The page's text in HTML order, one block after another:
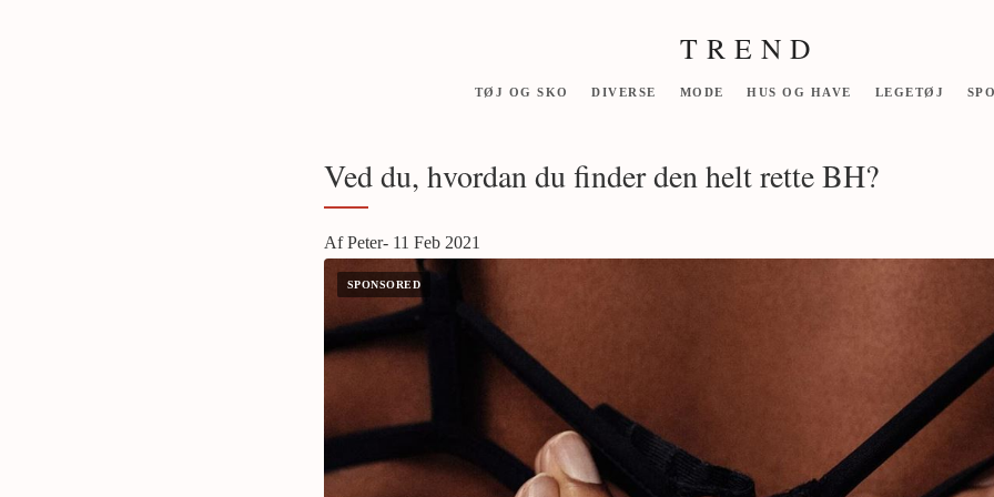
T R E N D
TØJ OG SKO DIVERSE MODE HUS OG HAVE LEGETØJ
Ved du, hvordan du finder den helt rette BH?
Af Peter- 11 Feb 2021